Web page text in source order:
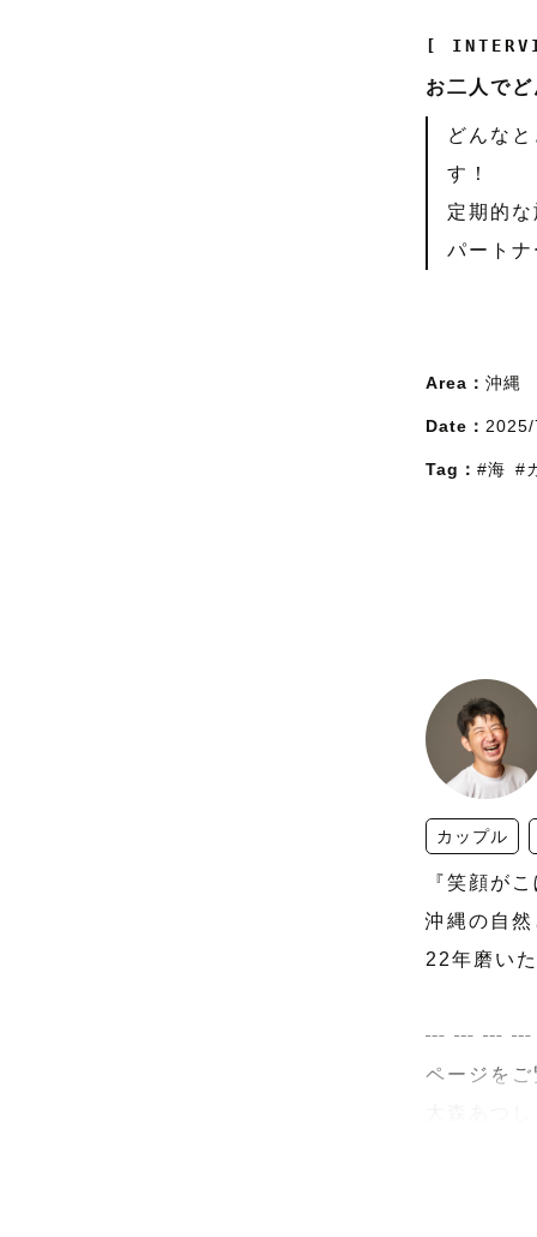
[
お二人で
どんな
す！
定期的
パートナ
Area： 沖縄
Date： 2025/
Tag： #海 #
カップル
『笑顔が
沖縄の自
22年磨い
┄ ┄ ┄ ┄
ページをご
2024年1
今帰仁村
沖縄の地